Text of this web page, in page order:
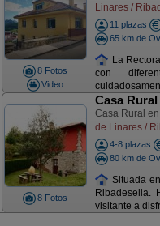
8 Fotos
Video
Linares /
11 plazas
65 km de
La
con
8 Fotos
Casa
Casa Rural en
de Linares /
4-8 plazas
80 km de
Situada
Ribadesella.
visitante a